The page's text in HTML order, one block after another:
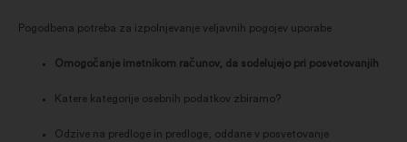
Pogodbena potreba za izpolnjevanje veljavnih pogojev uporabe
Omogočanje imetnikom računov, da sodelujejo pri posvetovanjih
Katere kategorije osebnih podatkov zbiramo?
Odzive na predloge in predloge, oddane v posvetovanje